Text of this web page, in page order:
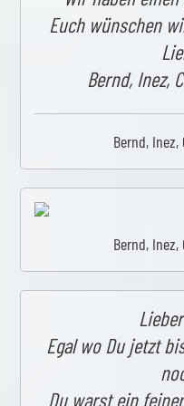
Euch wünschen
Bernd, Inez,
Bernd, Inez,
Bernd, Inez,
Egal wo Du jetzt
Du warst ein